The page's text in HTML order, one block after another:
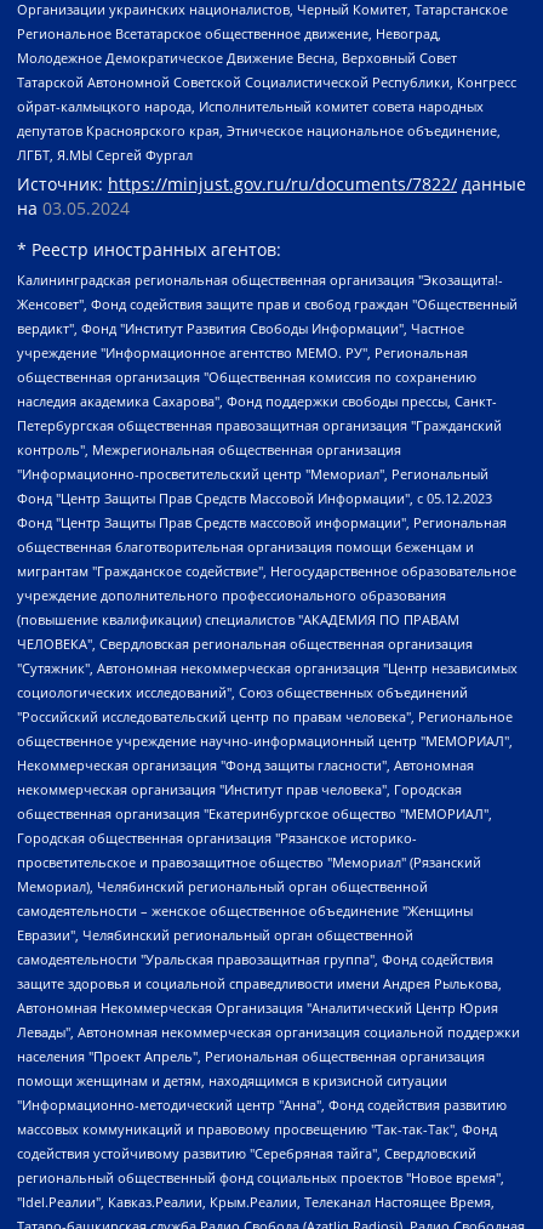
Организации украинских националистов, Черный Комитет, Татарстанское
Региональное Всетатарское общественное движение, Невоград,
Молодежное Демократическое Движение Весна, Верховный Совет
Татарской Автономной Советской Социалистической Республики, Конгресс
ойрат-калмыцкого народа, Исполнительный комитет совета народных
депутатов Красноярского края, Этническое национальное объединение,
ЛГБТ, Я.МЫ Сергей Фургал
Источник: https://minjust.gov.ru/ru/documents/7822/ данные
на 03.05.2024
* Реестр иностранных агентов:
Калининградская региональная общественная организация "Экозащита!-Женсовет", Фонд содействия защите прав и свобод граждан "Общественный вердикт", Фонд "Институт Развития Свободы Информации", Частное учреждение "Информационное агентство МЕМО. РУ", Региональная общественная организация "Общественная комиссия по сохранению наследия академика Сахарова", Фонд поддержки свободы прессы, Санкт-Петербургская общественная правозащитная организация "Гражданский контроль", Межрегиональная общественная организация "Информационно-просветительский центр "Мемориал", Региональный Фонд "Центр Защиты Прав Средств Массовой Информации", с 05.12.2023 Фонд "Центр Защиты Прав Средств массовой информации", Региональная общественная благотворительная организация помощи беженцам и мигрантам "Гражданское содействие", Негосударственное образовательное учреждение дополнительного профессионального образования (повышение квалификации) специалистов "АКАДЕМИЯ ПО ПРАВАМ ЧЕЛОВЕКА", Свердловская региональная общественная организация "Сутяжник", Автономная некоммерческая организация "Центр независимых социологических исследований", Союз общественных объединений "Российский исследовательский центр по правам человека", Региональное общественное учреждение научно-информационный центр "МЕМОРИАЛ", Некоммерческая организация "Фонд защиты гласности", Автономная некоммерческая организация "Институт прав человека", Городская общественная организация "Екатеринбургское общество "МЕМОРИАЛ", Городская общественная организация "Рязанское историко-просветительское и правозащитное общество "Мемориал" (Рязанский Мемориал), Челябинский региональный орган общественной самодеятельности – женское общественное объединение "Женщины Евразии", Челябинский региональный орган общественной самодеятельности "Уральская правозащитная группа", Фонд содействия защите здоровья и социальной справедливости имени Андрея Рылькова, Автономная Некоммерческая Организация "Аналитический Центр Юрия Левады", Автономная некоммерческая организация социальной поддержки населения "Проект Апрель", Региональная общественная организация помощи женщинам и детям, находящимся в кризисной ситуации "Информационно-методический центр "Анна", Фонд содействия развитию массовых коммуникаций и правовому просвещению "Так-так-Так", Фонд содействия устойчивому развитию "Серебряная тайга", Свердловский региональный общественный фонд социальных проектов "Новое время", "Idel.Реалии", Кавказ.Реалии, Крым.Реалии, Телеканал Настоящее Время, Татаро-башкирская служба Радио Свобода (Azatliq Radiosi), Радио Свободная Европа/Радио Свобода (PCE/PC), "Сибирь.Реалии", "Фактограф", Благотворительный фонд помощи осужденным и их семьям, Автономная некоммерческая организация "Институт глобализации и социальных движений", Фонд "В защиту прав заключенных", Частное учреждение "Центр поддержки и содействия развитию средств массовой информации", Пензенский региональный общественный благотворительный фонд "Гражданский союз", "Север.Реалии", Некоммерческая организация Фонд "Правовая инициатива", Общество с ограниченной ответственностью "Радио Свободная Европа/Радио Свобода", Чешское информационное агентство "MEDIUM-ORIENT", Красноярская региональная общественная организация "Мы против СПИДа", Камалягин Денис Николаевич, Маркелов Сергей Евгеньевич, Пономарев Лев Александрович, Савицкая Людмила Алексеевна, Автономная некоммерческая организация "Центр по работе с проблемой насилия "НАСИЛИЮ.НЕТ", Межрегиональный профессиональный союз работников здравоохранения "Альянс врачей", Юридическое лицо, зарегистрированное в Латвийской Республике, SIA "Medusa Project" (регистрационный номер 40103797863, дата регистрации 10.06.2014), Некоммерческая организация "Фонд по борьбе с коррупцией", Автономная некоммерческая организация "Институт права и публичной политики", Баданин Роман Сергеевич, Гликин Максим Александрович, Железнова Мария Михайловна, Лукьянова Юлия Сергеевна, Маетная Елизавета Витальевна, Маняхин Петр Борисович, Чуракова Ольга Владимировна, Ярош Юлия Петровна, Юридическое лицо "The Insider SIA", зарегистрированное в Риге, Латвийская Республика (дата регистрации 26.06.2015), являющееся администратором доменного имени интернет-издания "The Insider SIA", https://theins.ru, Постернак Алексей Евгеньевич, Рубин Михаил Аркадьевич, Анин Роман Александрович, Юридическое лицо Istories fonds, зарегистрированное в Латвийской Республике (регистрационный номер 50008295751, дата регистрации 24.02.2020), Великовский Дмитрий Александрович, Долинина Ирина Николаевна, Мароховская Алеся Алексеевна, Шлейнов Роман Юрьевич, Шмагун Олеся Валентиновна, Общество с ограниченной ответственностью "Альтаир 2021", Общество с ограниченной ответственностью "Вега 2021", Общество с ограниченной ответственностью "Главный редактор 2021", Общество с ограниченной ответственностью "Ромашки монолит", Важенков Артем Валерьевич, Ивановская областная общественная организация "Центр гендерных исследований", Гурман Юрий Альбертович, Медиапроект "ОВД-Инфо", Егоров Владимир Владимирович, Жилинский Владимир Александрович, Общество с ограниченной ответственностью "ЗП", Иванова София Юрьевна, Карезина Инна Павловна, Кильтау Екатерина Викторовна, Петров Алексей Викторович, Пискунов Сергей Евгеньевич, Смирнов Сергей Сергеевич, Тихонов Михаил Сергеевич, Общество с ограниченной ответственностью "ЖУРНАЛИСТ-ИНОСТРАННЫЙ АГЕНТ", Арапова Галина Юрьевна, Вольтская Татьяна Анатольевна, Американская компания "Mason G.E.S. Anonymous Foundation" (США), являющаяся владельцем интернет-издания https://mnews.world/, Компания "Stichting Bellingcat", зарегистрированная в Нидерландах (дата регистрации 11.07.2018), Захаров Андрей Вячеславович, Клепиковская Екатерина Дмитриевна, Общество с ограниченной ответственностью "МЕМО", Перл Роман Александрович, Симонов Евгений Алексеевич, Соловьева Елена Анатольевна, Сотников Даниил Владимирович, Сурначева Елизавета Дмитриевна, Автономная некоммерческая организация по защите прав человека и информированию населения "Якутия – Наше Мнение", Общество с ограниченной ответственностью "Москоу диджитал медиа", с 26.01.2023 Общество с ограниченной ответственностью "Чайка Белые сады", Ветошкина Валерия Валерьевна, Заговора Максим Александрович, Межрегиональное общественное движение "Российская ЛГБТ - сеть", Оленичев Максим Владимирович, Павлов Иван Юрьевич, Скворцова Елена Сергеевна, Общество с ограниченной ответственностью "Как бы инагент", Кочетков Игорь Викторович, Общество с ограниченной ответственностью "Честные выборы", Еланчик Олег Александрович, Общество с ограниченной ответственностью "Нобелевский призыв", Гималова Регина Эмилевна, Григорьев Андрей Валерьевич, Григорьева Алина Александровна, Ассоциация по содействию защите прав призывников, альтернативнослужащих и военнослужащих "Правозащитная группа "Гражданин.Армия.Право", Хисамова Регина Фаритовна, Автономная некоммерческая организация по реализации социально-правовых программ "Лилит", Дальневосточное общественное движение "Маяк", Санкт-Петербургская ЛГБТ-инициативная группа "Выход", Инициативная группа ЛГБТ+ "Реверс", Алексеев Андрей Викторович, Бекбулатова Таисия Львовна, Беляев Иван Михайлович, Владыкина Елена Сергеевна, Гельман Марат Александрович, Никульшина Вероника Юрьевна, Толоконникова Надежда Андреевна, Шендерович Виктор Анатольевич, Общество с ограниченной ответственностью "Данное сообщение", Общество с ограниченной ответственностью Издательский дом "Новая глава", Айнбиндер Александра Александровна, Московский комьюнити-центр для ЛГБТ+инициатив, Благотворительный фонд развития филантропии, Deutsche Welle (Германия, Kurt-Schumacher-Strasse 3, 53113 Bonn), Борзунова Мария Михайловна, Воробьев Виктор Викторович, Голубева Анна Львовна, Константинова Алла Михайловна, Малкова Ирина Владимировна, Мурадов Мурад Абдулгалимович, Осетинская Елизавета Николаевна, Понасенков Евгений Николаевич, Ганапольский Матвей Юрьевич, Киселев Евгений Алексеевич, Борухович Ирина Григорьевна, Дремин Иван Тимофеевич, Дубровский Дмитрий Викторович, Красноярская региональная общественная организация поддержки и развития альтернативных образовательных технологий и межкультурных коммуникаций "ИНТЕРРА", Маяковская Екатерина Алексеевна, Фейгин Марк Захарович, Филимонов Андрей Викторович, Дзугкоева Регина Николаевна, Доброхотов Роман Александрович, Дудь Юрий Александрович, Елкин Сергей Владимирович, Кругликов Кирилл Игоревич, Сабунаева Мария Леонидовна, Семенов Алексей Владимирович, Шаинян Карен Багратович, Шульман Екатерина Михайловна, Асафьев Артур Валерьевич, Вахштайн Виктор Семенович, Венедиктов Алексей Алексеевич, Лушникова Екатерина Евгеньевна, Волков Леонид Михайлович, Невзоров Александр Глебович, Пархоменко Сергей Борисович, Сироткин Ярослав Николаевич, Кара-Мурза Владимир Владимирович, Баранова Наталья Владимировна, Гозман Леонид Яковлевич, Кагарлицкий Борис Юльевич, Климарев Михаил Валерьевич, Милов Владимир Станиславович, Автономная некоммерческая организация Краснодарский центр современного искусства "Типография", Моргенштерн Алишер Тагирович, Соболь Любовь Эдуардовна, Общество с ограниченной ответственностью "ЛИЗА НОРМ", Каспаров Гарри Кимович, Ходорковский Михаил Борисович, Общество с ограниченной ответственностью "Апрельские тезисы", Данилович Ирина Брониславовна, Кашин Олег Владимирович, Петров Николай Владимирович, Пивоваров Алексей Владимирович, Соколов Михаил Владимирович, Цветкова Юлия Владимировна, Чичваркин Евгений Александрович, Комитет против пыток/Команда против пыток, Общество с ограниченной ответственностью "Первый научный", Общество с ограниченной ответственностью "Вертолет и ко", Белоцерковская Вероника Борисовна, Кац Максим Евгеньевич, Лазарева Татьяна Юрьевна, Шаведдинов Руслан Табризович, Яшин Илья Валерьевич, Общество с ограниченной ответственностью "Иноагент ААВ", Алешковский Дмитрий Петрович, Альбац Евгения Марковна, Быков Дмитрий Львович, Галямина Юлия Евгеньевна, Лойко Сергей Леонидович, Мартынов Кирилл Константинович, Медведев Сергей Александрович, Крашенинников Федор Геннадиевич, Гордеева Катерина Вл